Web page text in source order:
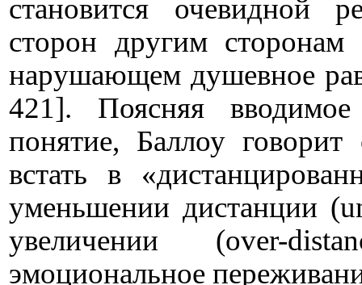
становится очевидной
сторон другим
нарушающем душевное
421]. Поясняя
понятие, Баллоу
встать в
уменьшении дистанции (
увеличении (over-
эмоциональное